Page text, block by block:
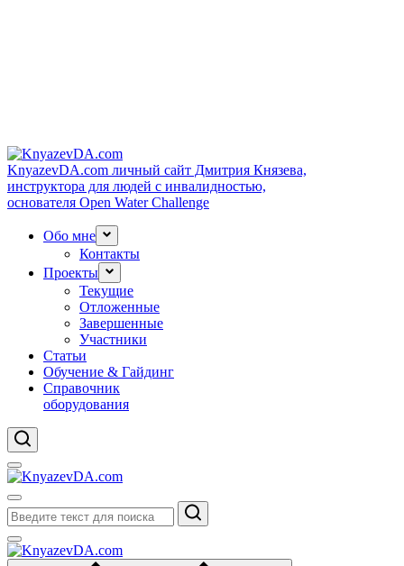
KnyazevDA.com личный сайт Дмитрия Князева,
инструктора для людей с инвалидностью,
основателя Open Water Challenge
Обо мне
Контакты
Проекты
Текущие
Отложенные
Завершенные
Участники
Статьи
Обучение & Гайдинг
Справочник
оборудования
Поиск